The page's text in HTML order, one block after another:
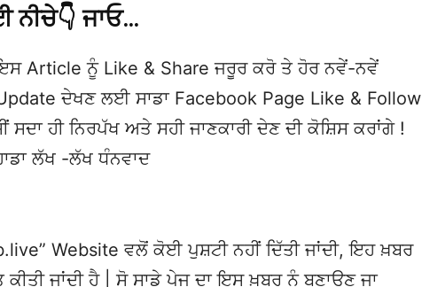
ਨੀਚੇ👇 ਜਾਓ…
Article ਨੂੰ Like & Share ਜਰੂਰ ਕਰੋ ਤੇ ਹੋਰ ਨਵੇਂ-ਨਵੇਂ
ਦੇਖਣ ਲਈ ਸਾਡਾ Facebook Page Like & Follow
ਹੀ ਨਿਰਪੱਖ ਅਤੇ ਸਹੀ ਜਾਣਕਾਰੀ ਦੇਣ ਦੀ ਕੋਸ਼ਿਸ ਕਰਾਂਗੇ !
ਲੱਖ -ਲੱਖ ਧੰਨਵਾਦ
Website ਵਲੋਂ ਕੋਈ ਪੁਸ਼ਟੀ ਨਹੀਂ ਦਿੱਤੀ ਜਾਂਦੀ, ਇਹ ਖ਼ਬਰ
ਕੀਤੀ ਜਾਂਦੀ ਹੈ | ਸੋ ਸਾਡੇ ਪੇਜ ਦਾ ਇਸ ਖ਼ਬਰ ਨੂੰ ਬਣਾਉਣ ਜਾ